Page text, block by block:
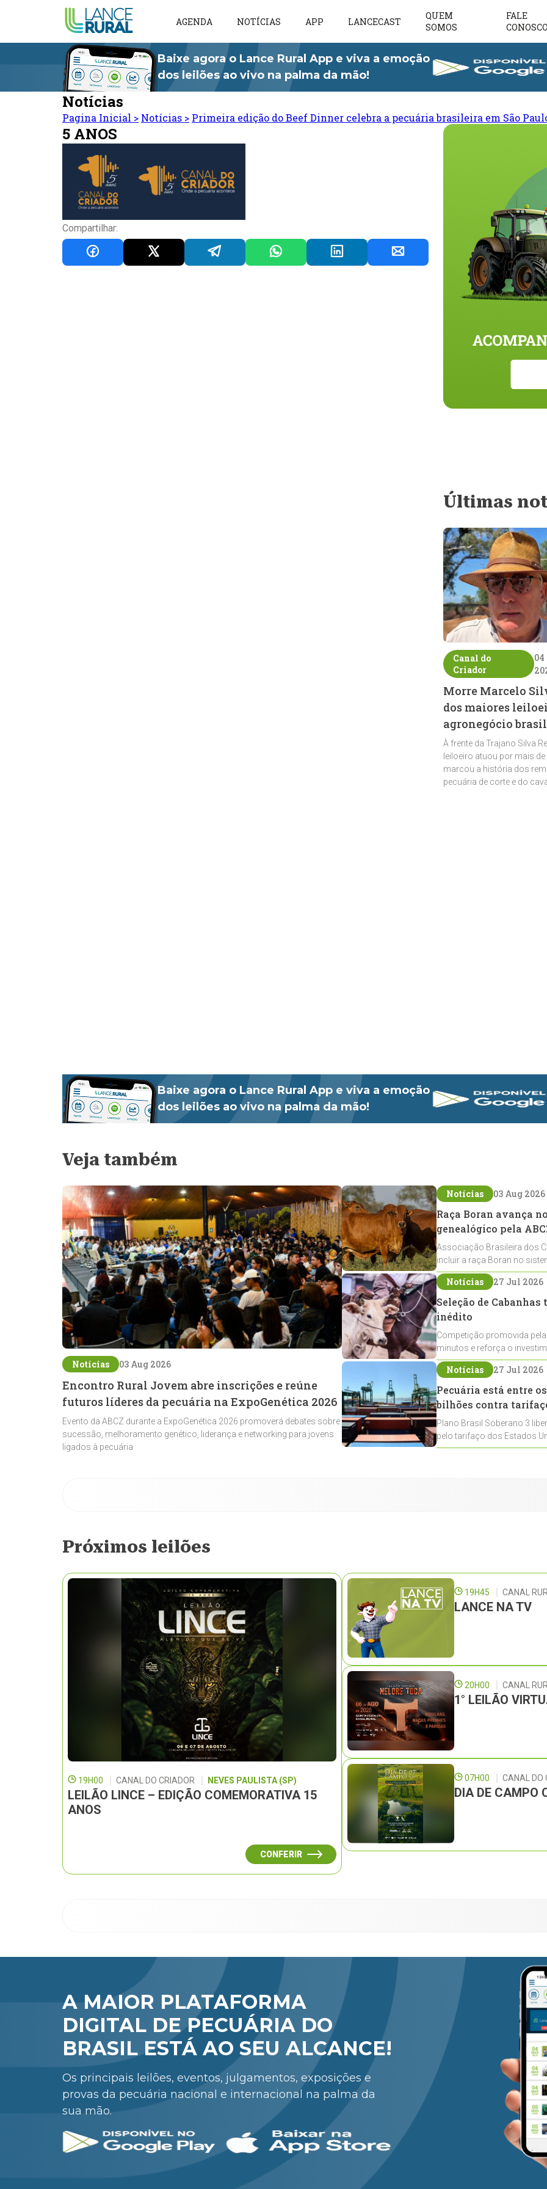
AGENDA NOTÍCIAS APP LANCECAST
QUEM
SOMOS
FALE
CONOSCO
Baixe agora o Lance Rural App e viva a emoção
dos leilões ao vivo na palma da mão!
Notícias
Pagina Inicial > Notícias > Primeira edição do Beef Dinner celebra a pecuária brasileira em São
5 ANOS
Compartilhar:
Últimas
Canal do
Criador
04
Morre Marcelo
dos maiores
agronegócio
À frente da Trajano Silva
leiloeiro atuou por mais
marcou a história dos
pecuária de corte e do
Baixe agora o Lance Rural App e viva a emoção
dos leilões ao vivo na palma da mão!
Veja também
Notícias 03 Aug 2026
Encontro Rural Jovem abre inscrições e reúne
futuros líderes da pecuária na ExpoGenética 2026
Evento da ABCZ durante a ExpoGenética 2026 promoverá debates sobre
sucessão, melhoramento genético, liderança e networking para jovens
ligados à pecuária
Notícias 03 Aug 2026
Raça Boran avança
genealógico pela
Associação Brasileira dos
incluir a raça Boran no
expansão na pecuária
Notícias 27 Jul 2026
Seleção de
inédito
Competição promovida
minutos e reforça o
Crioulos voltados ao laço
Notícias 27 Jul 2026
Pecuária está entre
bilhões contra
Plano Brasil Soberano 3
pelo tarifaço dos Estados
contemplados
Próximos leilões
19H00 CANAL DO CRIADOR NEVES PAULISTA (SP)
LEILÃO LINCE – EDIÇÃO COMEMORATIVA 15
ANOS
CONFERIR
19H45 CANAL
LANCE NA TV
20H00 CANAL
1° LEILÃO
07H00 CANAL DO
DIA DE CAMPO
A MAIOR PLATAFORMA
DIGITAL DE PECUÁRIA DO
BRASIL ESTÁ AO SEU ALCANCE!
Os principais leilões, eventos, julgamentos, exposições e
provas da pecuária nacional e internacional na palma da
sua mão.